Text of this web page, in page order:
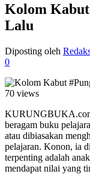
Kolom
Lalu
Diposting oleh
0
70 views
KURUNGBUKA.com
beragam buku
atau dibiasakan
pelajaran. Konon, ia
terpenting adalah
mendapat nilai yang